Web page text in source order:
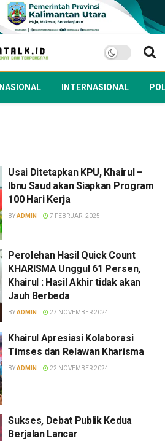
NASIONAL INTERNASIONAL
Usai Ditetapkan KPU, Khairul –
Ibnu Saud akan Siapkan Program
100 Hari Kerja
BYADMIN 7 FEBRUARI 2025
Perolehan Hasil Quick Count
KHARISMA Unggul 61 Persen,
Khairul : Hasil Akhir tidak akan
Jauh Berbeda
BYADMIN 27 NOVEMBER 2024
Khairul Apresiasi Kolaborasi
Timses dan Relawan Kharisma
BYADMIN 22 NOVEMBER 2024
Sukses, Debat Publik Kedua
Berjalan Lancar